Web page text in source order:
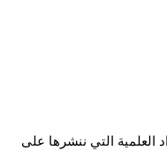
العلمية التي ننشرها على